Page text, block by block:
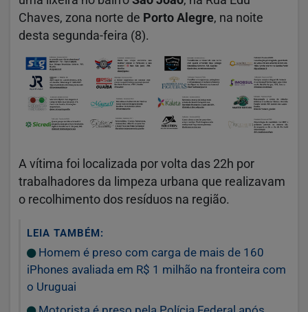
Chaves, zona norte de Porto Alegre, na noite
desta segunda-feira (8).
A vítima foi localizada por volta das 22h por
trabalhadores da limpeza urbana que realizavam
o recolhimento dos resíduos na região.
LEIA TAMBÉM:
Homem é preso com carga de mais de 160
iPhones avaliada em R$ 1 milhão na fronteira com
o Uruguai